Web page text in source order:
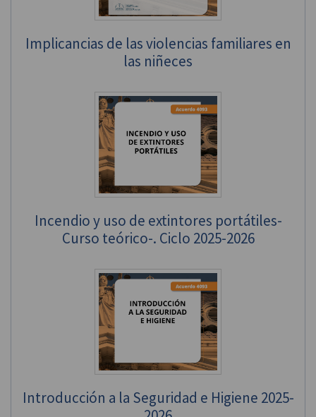
Implicancias de las violencias familiares en
las niñeces
Incendio y uso de extintores portátiles-
Curso teórico-. Ciclo 2025-2026
Introducción a la Seguridad e Higiene 2025-